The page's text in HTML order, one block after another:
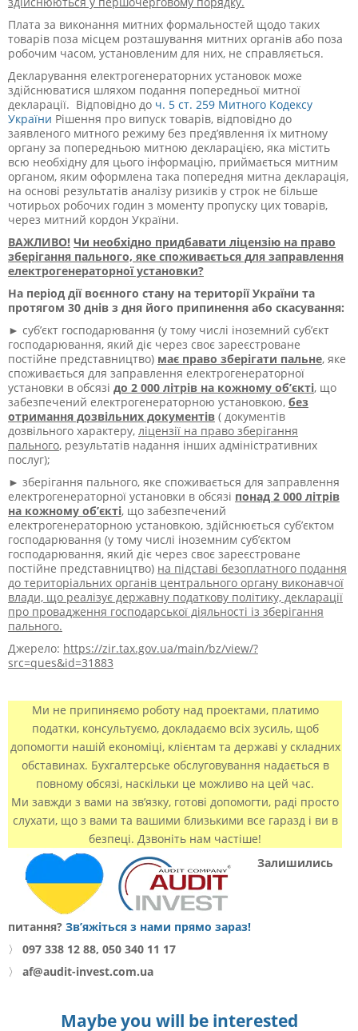
Плата за виконання митних формальностей щодо таких
товарів поза місцем розташування митних органів або поза
робочим часом, установленим для них, не справляється.
Декларування електрогенераторних установок може
здійснюватися шляхом подання попередньої митної
декларації. Відповідно до ч. 5 ст. 259 Митного Кодексу
України Рішення про випуск товарів, відповідно до
заявленого митного режиму без пред’явлення їх митному
органу за попередньою митною декларацією, яка містить
всю необхідну для цього інформацію, приймається митним
органом, яким оформлена така попередня митна декларація,
на основі результатів аналізу ризиків у строк не більше
чотирьох робочих годин з моменту пропуску цих товарів,
через митний кордон України.
ВАЖЛИВО! Чи необхідно придбавати ліцензію на право
зберігання пального, яке споживається для заправлення
електрогенераторної установки?
На період дії воєнного стану на території України та
протягом 30 днів з дня його припинення або скасування:
► суб’єкт господарювання (у тому числі іноземний суб’єкт
господарювання, який діє через своє зареєстроване
постійне представництво) має право зберігати пальне, яке
споживається для заправлення електрогенераторної
установки в обсязі до 2 000 літрів на кожному об’єкті, що
забезпечений електрогенераторною установкою, без
отримання дозвільних документів ( документів
дозвільного характеру, ліцензії на право зберігання
пального, результатів надання інших адміністративних
послуг);
► зберігання пального, яке споживається для заправлення
електрогенераторної установки в обсязі понад 2 000 літрів
на кожному об’єкті, що забезпечений
електрогенераторною установкою, здійснюється суб’єктом
господарювання (у тому числі іноземним суб’єктом
господарювання, який діє через своє зареєстроване
постійне представництво) на підставі безоплатного подання
до територіальних органів центрального органу виконавчої
влади, що реалізує державну податкову політику, декларації
про провадження господарської діяльності із зберігання
пального.
Джерело: https://zir.tax.gov.ua/main/bz/view/?
src=ques&id=31883
Ми не припиняємо роботу над проектами, платимо
податки, консультуємо, докладаємо всіх зусиль, щоб
допомогти нашій економіці, клієнтам та державі у складних
обставинах. Бухгалтерське обслуговування надається в
повному обсязі, наскільки це можливо на цей час.
Ми завжди з вами на зв’язку, готові допомогти, раді просто
слухати, що з вами та вашими близькими все гаразд і ви в
безпеці. Дзвоніть нам частіше!
Залишились
питання? Зв’яжіться з нами прямо зараз!
〉
097 338 12 88, 050 340 11 17
〉
af@audit-invest.com.ua
Maybe you will be interested